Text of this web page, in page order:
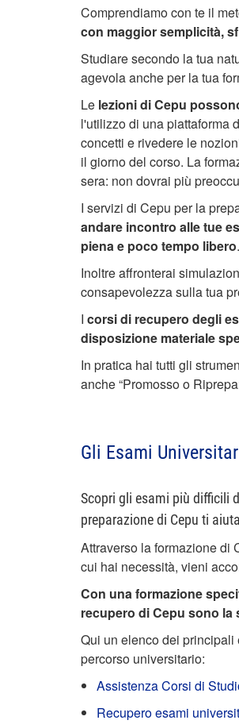
Comprendiamo con te il
con maggior semplicità,
Studiare secondo la tua
agevola anche per la tua
Le lezioni di Cepu
l'utilizzo di una piattaforma
concetti e rivedere le
il giorno del corso. La
sera: non dovrai più
I servizi di Cepu per la
andare incontro alle tue
piena e poco tempo libero.
Inoltre affronterai
consapevolezza sulla tua
I corsi di recupero degli
disposizione materiale
In pratica hai tutti gli
anche “Promosso o
Gli Esami
Scopri gli esami più difficili
preparazione di Cepu ti
Attraverso la formazione di
cui hai necessità, vieni
Con una formazione
recupero di Cepu sono
Qui un elenco dei
percorso universitario:
Assistenza Corsi di
Recupero esami